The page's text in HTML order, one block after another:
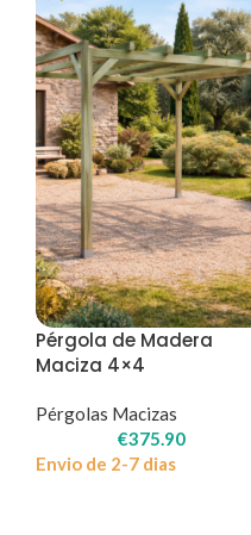
Pérgola de Madera
Maciza 4×4
Pérgolas Macizas
€375.90
Envio de 2-7 dias